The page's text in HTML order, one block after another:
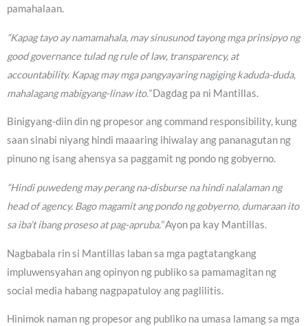
pamahalaan.
“Kapag tayo ay namamahala, may sinusunod tayong mga prinsipyo ng
good governance tulad ng rule of law, transparency, at
accountability. Kapag may mga pangyayaring nagiging kaduda-duda,
mahalagang mabigyang-linaw ito.”Dagdag pa ni Mantillas.
Binigyang-diin din ng propesor ang command responsibility, kung
saan sinabi niyang hindi maaaring ihiwalay ang pananagutan ng
pinuno ng isang ahensya sa paggamit ng pondo ng gobyerno.
“Hindi puwedeng may perang na-disburse na hindi nalalaman ng
head of agency. Bago magamit ang pondo ng gobyerno, dumaraan ito
sa iba’t ibang proseso at pag-apruba.”Ayon pa kay Mantillas.
Nagbabala rin si Mantillas laban sa mga pagtatangkang
impluwensyahan ang opinyon ng publiko sa pamamagitan ng
social media habang nagpapatuloy ang paglilitis.
Hinimok naman ng propesor ang publiko na umasa lamang sa mga